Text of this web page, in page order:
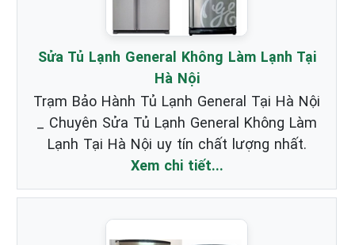
Sửa Tủ Lạnh General Không Làm Lạnh Tại
Hà Nội
Trạm Bảo Hành Tủ Lạnh General Tại Hà Nội
_ Chuyên Sửa Tủ Lạnh General Không Làm
Lạnh Tại Hà Nội uy tín chất lượng nhất.
Xem chi tiết...